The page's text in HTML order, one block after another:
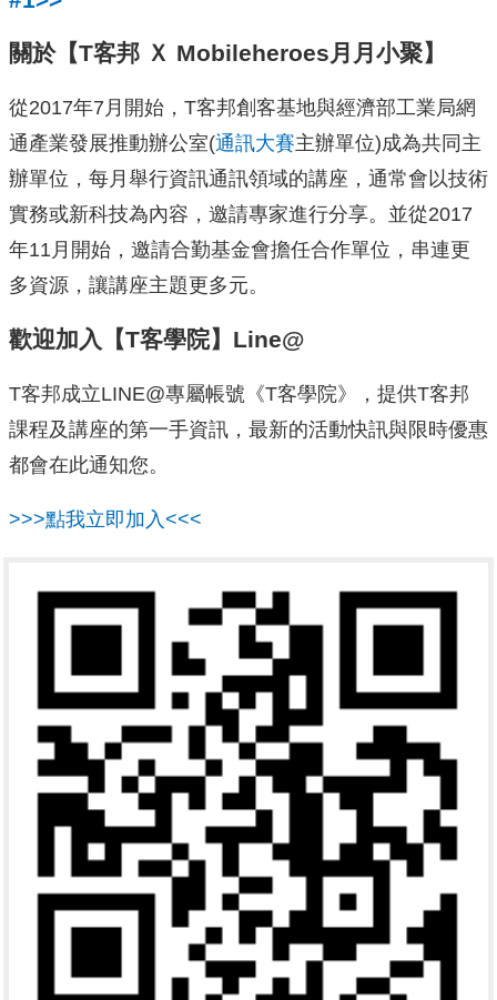
關於【T客邦 Ｘ Mobileheroes月月小聚】
從2017年7月開始，T客邦創客基地與經濟部工業局網
通產業發展推動辦公室(通訊大賽主辦單位)成為共同主
辦單位，每月舉行資訊通訊領域的講座，通常會以技術
實務或新科技為內容，邀請專家進行分享。並從2017
年11月開始，邀請合勤基金會擔任合作單位，串連更
多資源，讓講座主題更多元。
歡迎加入【T客學院】Line@
T客邦成立LINE@專屬帳號《T客學院》，提供T客邦
課程及講座的第一手資訊，最新的活動快訊與限時優惠
都會在此通知您。
>>>點我立即加入<<<